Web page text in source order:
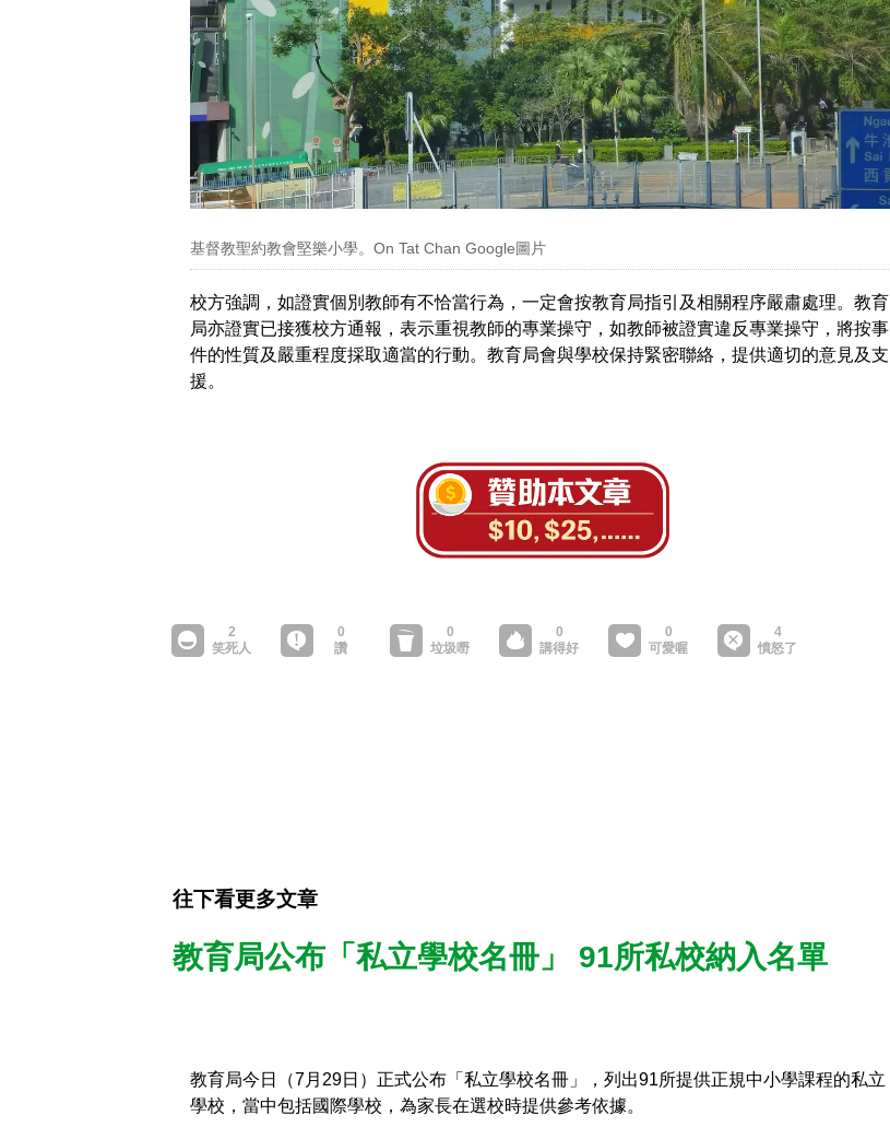
基督教聖約教會堅樂小學。On Tat Chan Google圖片
校方強調，如證實個別教師有不恰當行為，一定會按教育局指引及相關程序嚴肅處理。教育
局亦證實已接獲校方通報，表示重視教師的專業操守，如教師被證實違反專業操守，將按事
件的性質及嚴重程度採取適當的行動。教育局會與學校保持緊密聯絡，提供適切的意見及支
援。
往下看更多文章
教育局公布「私立學校名冊」 91所私校納入名單
教育局今日（7月29日）正式公布「私立學校名冊」，列出91所提供正規中小學課程的私立
學校，當中包括國際學校，為家長在選校時提供參考依據。